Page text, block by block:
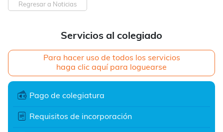
Servicios al colegiado
Para hacer uso de todos los servicios
haga clic aquí para loguearse
Pago de colegiatura
Requisitos de incorporación
Regresar a Noticias